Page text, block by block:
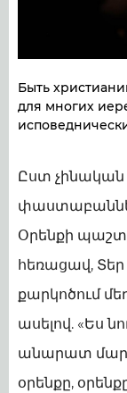
Быть
для многих
Ըստ չինական
Օրենքի
հեռացավ, Տեր
քարկոծում
ասելով. «Ես
անարատ
օրենքը,